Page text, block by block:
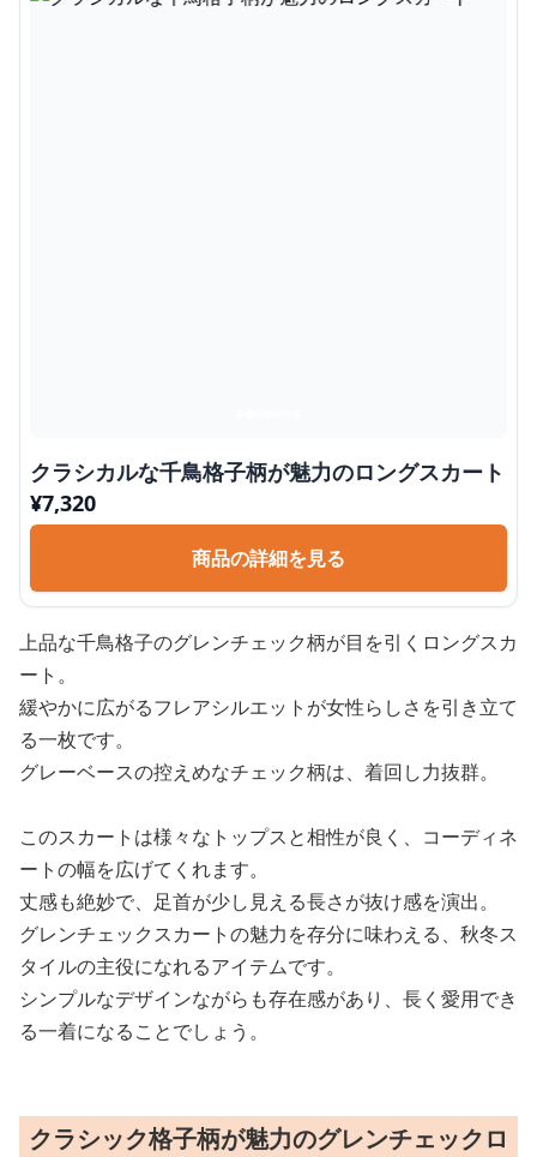
クラシカルな千鳥格子柄が魅力のロングスカート
¥7,320
商品の詳細を見る
上品な千鳥格子のグレンチェック柄が目を引くロングスカ
ート。
緩やかに広がるフレアシルエットが女性らしさを引き立て
る一枚です。
グレーベースの控えめなチェック柄は、着回し力抜群。
このスカートは様々なトップスと相性が良く、コーディネ
ートの幅を広げてくれます。
丈感も絶妙で、足首が少し見える長さが抜け感を演出。
グレンチェックスカートの魅力を存分に味わえる、秋冬ス
タイルの主役になれるアイテムです。
シンプルなデザインながらも存在感があり、長く愛用でき
る一着になることでしょう。
クラシック格子柄が魅力のグレンチェックロ